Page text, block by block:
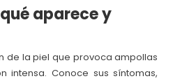
aparece y
de la piel que provoca ampollas
intensa. Conoce sus síntomas,